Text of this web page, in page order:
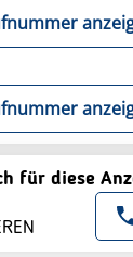
für diese